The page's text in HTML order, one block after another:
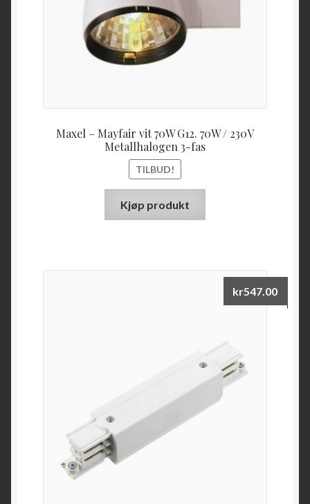
Maxel – Mayfair vit 70W G12. 70W / 230V
Metallhalogen 3-fas
TILBUD!
Kjøp produkt
kr547.00